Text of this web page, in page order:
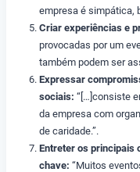
empresa é simpática,
Criar experiências e
provocadas por um
também podem ser
Expressar
sociais: “[…]consiste
da empresa com
de caridade.”.
Entreter os principais
chave: “Muitos